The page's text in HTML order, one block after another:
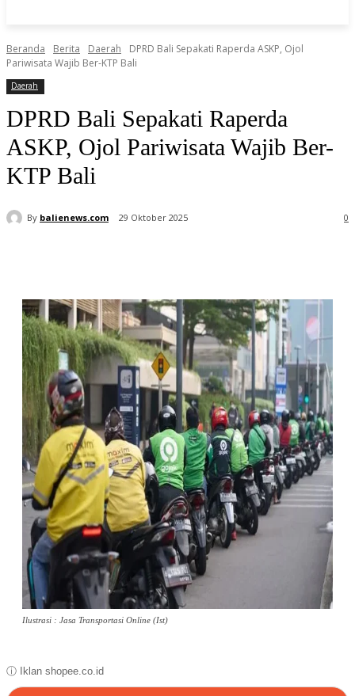
Beranda Berita Daerah
DPRD Bali Sepakati Raperda ASKP, Ojol
Pariwisata Wajib Ber-KTP Bali
Daerah
DPRD Bali Sepakati Raperda
ASKP, Ojol Pariwisata Wajib Ber-
KTP Bali
By balienews.com 29 Oktober 2025 0
Ilustrasi : Jasa Transportasi Online (Ist)
ⓘ Iklan shopee.co.id